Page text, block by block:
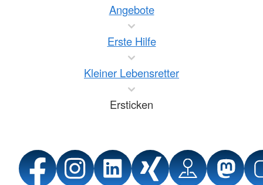
Angebote
Erste Hilfe
Kleiner Lebensretter
Ersticken